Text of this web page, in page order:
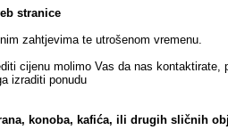
stranice
te utrošenom vremenu.
cijenu molimo Vas da nas kontaktirate,
izraditi ponudu
konoba, kafića, ili drugih sličnih